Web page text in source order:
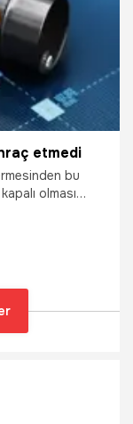
etmedi
bu
olması